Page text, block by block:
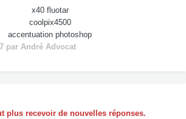
x40 fluotar
coolpix4500
accentuation photoshop
par André Advocat
plus recevoir de nouvelles réponses.